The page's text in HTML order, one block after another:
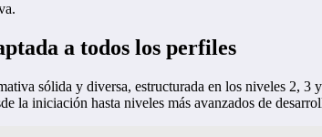
a todos los perfiles
sólida y diversa, estructurada en los niveles 2,
la iniciación hasta niveles más avanzados de